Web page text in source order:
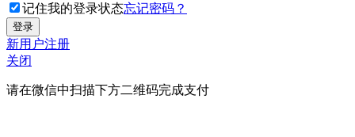
记住我的登录状态忘记密码？
新用户注册
关闭
请在微信中扫描下方二维码完成支付